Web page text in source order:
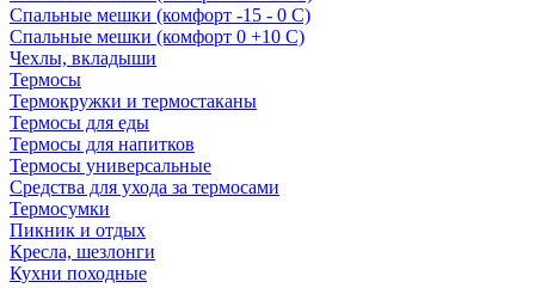
Спальные мешки (комфорт -15 - 0 С)
Спальные мешки (комфорт 0 +10 С)
Чехлы, вкладыши
Термосы
Термокружки и термостаканы
Термосы для еды
Термосы для напитков
Термосы универсальные
Средства для ухода за термосами
Термосумки
Пикник и отдых
Кресла, шезлонги
Кухни походные